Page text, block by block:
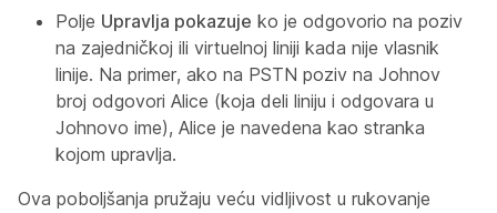
Polje Upravlja pokazuje ko je odgovorio na poziv
na zajedničkoj ili virtuelnoj liniji kada nije vlasnik
linije. Na primer, ako na PSTN poziv na Johnov
broj odgovori Alice (koja deli liniju i odgovara u
Johnovo ime), Alice je navedena kao stranka
kojom upravlja.
Ova poboljšanja pružaju veću vidljivost u rukovanje